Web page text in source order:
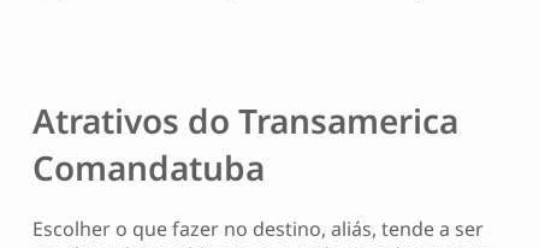
Atrativos do Transamerica
Comandatuba
Escolher o que fazer no destino, aliás, tende a ser